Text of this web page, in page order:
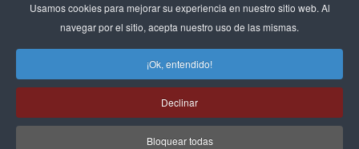
Usamos cookies para mejorar su experiencia en nuestro sitio web. Al
navegar por el sitio, acepta nuestro uso de las mismas.
¡Ok, entendido!
Declinar
Bloquear todas
©2026 EXECUTIVE EXCELLENCE.Managementpara
Política de privacidad|Aviso legal